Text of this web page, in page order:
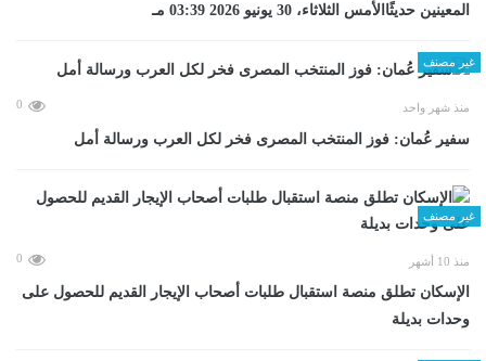
المعينين حديثًاالأمس الثلاثاء، 30 يونيو 2026 03:39 مـ
غير مصنف
منذ شهر واحد 0
سفير عُمان: فوز المنتخب المصرى فخر لكل العرب ورسالة أمل
غير مصنف
منذ 10 أشهر 0
الإسكان تطلق منصة استقبال طلبات أصحاب الإيجار القديم للحصول على
وحدات بديلة